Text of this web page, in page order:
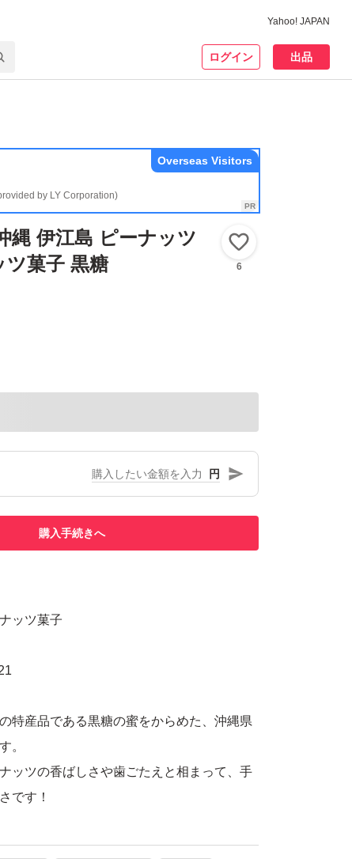
Yahoo! JAPAN
ログイン 出品
by LY Corporation)
Overseas Visitors
伊江島 ピーナッツ
ツ菓子 黒糖
6
円
購入手続きへ
ッツ菓子
特産品である黒糖の蜜をからめた、沖縄県
。
ッツの香ばしさや歯ごたえと相まって、手
です！
ネラル（ナトリウム、カリウム、鉄、カル